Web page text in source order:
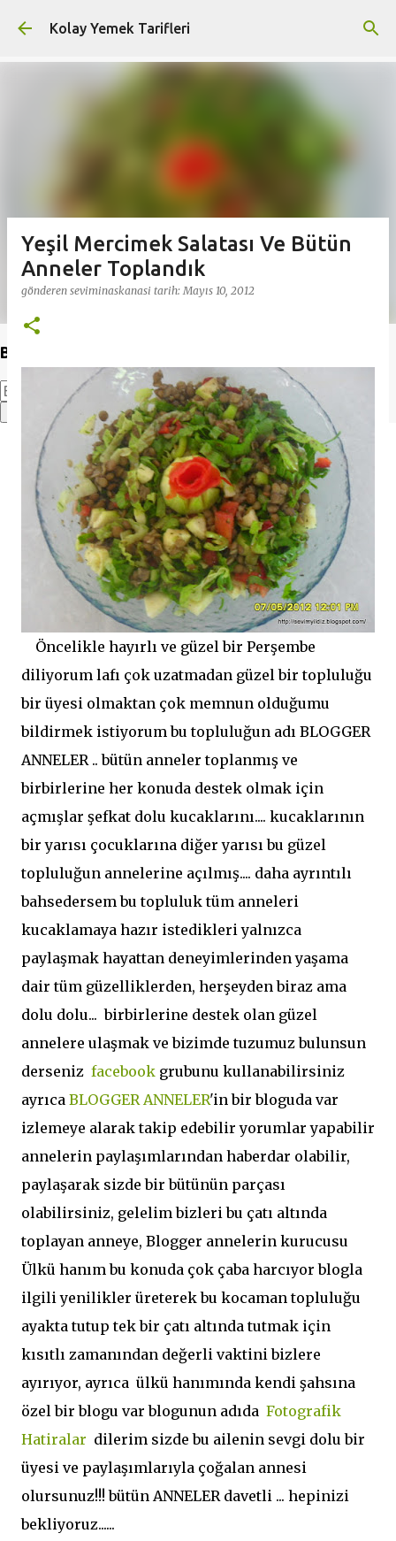
Ana içeriğe atla
Kolay Yemek Tarifleri
Bu Blogda Ara
Yeşil Mercimek Salatası Ve Bütün
Anneler Toplandık
gönderen seviminaskanasi tarih:Mayıs 10, 2012
Öncelikle hayırlı ve güzel bir Perşembe
diliyorum lafı çok uzatmadan güzel bir topluluğu
bir üyesi olmaktan çok memnun olduğumu
bildirmek istiyorum bu topluluğun adı BLOGGER
ANNELER .. bütün anneler toplanmış ve
birbirlerine her konuda destek olmak için
açmışlar şefkat dolu kucaklarını.... kucaklarının
bir yarısı çocuklarına diğer yarısı bu güzel
topluluğun annelerine açılmış.... daha ayrıntılı
bahsedersem bu topluluk tüm anneleri
kucaklamaya hazır istedikleri yalnızca
paylaşmak hayattan deneyimlerinden yaşama
dair tüm güzelliklerden, herşeyden biraz ama
dolu dolu... birbirlerine destek olan güzel
annelere ulaşmak ve bizimde tuzumuz bulunsun
derseniz facebook grubunu kullanabilirsiniz
ayrıca BLOGGER ANNELER'in bir bloguda var
izlemeye alarak takip edebilir yorumlar yapabilir
annelerin paylaşımlarından haberdar olabilir,
paylaşarak sizde bir bütünün parçası
olabilirsiniz, gelelim bizleri bu çatı altında
toplayan anneye, Blogger annelerin kurucusu
Ülkü hanım bu konuda çok çaba harcıyor blogla
ilgili yenilikler üreterek bu kocaman topluluğu
ayakta tutup tek bir çatı altında tutmak için
kısıtlı zamanından değerli vaktini bizlere
ayırıyor, ayrıca ülkü hanımında kendi şahsına
özel bir blogu var blogunun adıda Fotografik
Hatiralar dilerim sizde bu ailenin sevgi dolu bir
üyesi ve paylaşımlarıyla çoğalan annesi
olursunuz!!! bütün ANNELER davetli ... hepinizi
bekliyoruz......